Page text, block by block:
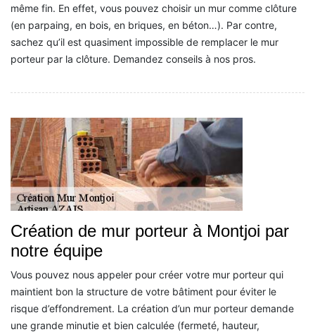
même fin. En effet, vous pouvez choisir un mur comme clôture
(en parpaing, en bois, en briques, en béton…). Par contre,
sachez qu’il est quasiment impossible de remplacer le mur
porteur par la clôture. Demandez conseils à nos pros.
Création de mur porteur à Montjoi par
notre équipe
Vous pouvez nous appeler pour créer votre mur porteur qui
maintient bon la structure de votre bâtiment pour éviter le
risque d’effondrement. La création d’un mur porteur demande
une grande minutie et bien calculée (fermeté, hauteur,